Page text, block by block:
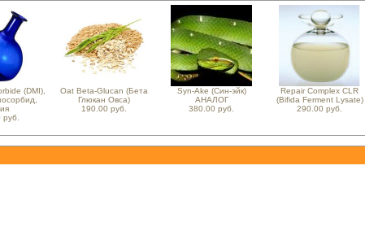
(DMI),
руб.
Oat Beta-Glucan (Бета
Глюкан Овса)
190.00 руб.
Syn-Ake (Син-эйк)
АНАЛОГ
380.00 руб.
Repair Complex CLR
(Bifida Ferment Lysate)
290.00 руб.